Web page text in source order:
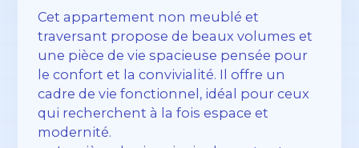
Cet appartement non meublé et
traversant propose de beaux volumes et
une pièce de vie spacieuse pensée pour
le confort et la convivialité. Il offre un
cadre de vie fonctionnel, idéal pour ceux
qui recherchent à la fois espace et
modernité.